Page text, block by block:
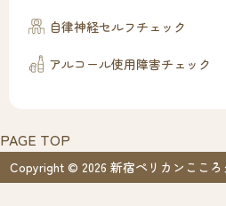
自律神経セルフチェック
アルコール使用障害チェック
PAGE TOP
Copyright © 2026 新宿ペリカンここ